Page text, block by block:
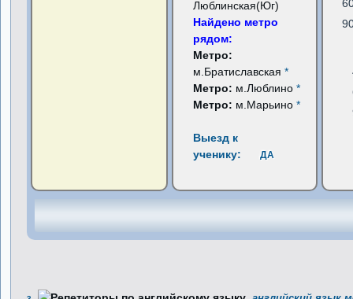
Люблинская(Юг)
Найдено метро
рядом:
Метро:
м.Братиславская*
Метро: м.Люблино*
Метро: м.Марьино*
Выезд к
ученику:
ДА